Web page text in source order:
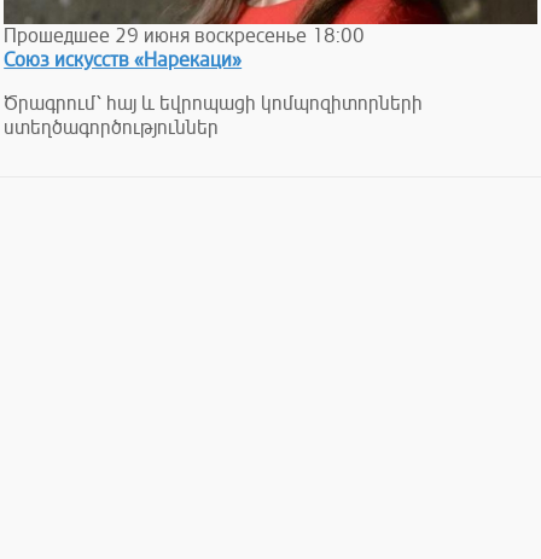
Прошедшее 29 июня воскресенье 18:00
Союз искусств «Нарекаци»
Ծրագրում՝ հայ և եվրոպացի կոմպոզիտորների
ստեղծագործություններ